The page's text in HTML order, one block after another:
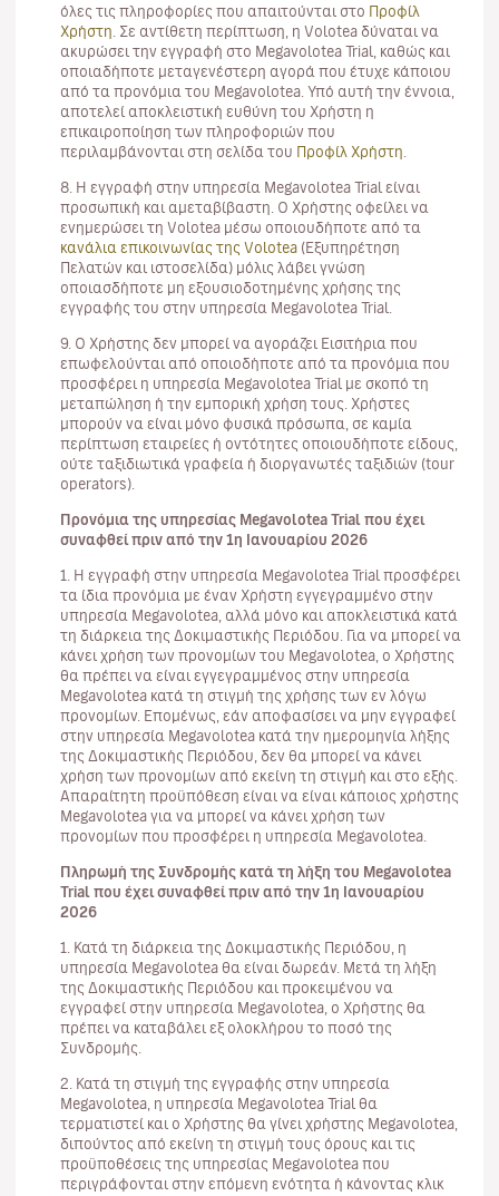
όλες τις πληροφορίες που απαιτούνται στο Προφίλ
Χρήστη . Σε αντίθετη περίπτωση, η Volotea δύναται να
ακυρώσει την εγγραφή στο Megavolotea Trial, καθώς και
οποιαδήποτε μεταγενέστερη αγορά που έτυχε κάποιου
από τα προνόμια του Megavolotea. Υπό αυτή την έννοια,
αποτελεί αποκλειστική ευθύνη του Χρήστη η
επικαιροποίηση των πληροφοριών που
περιλαμβάνονται στη σελίδα του Προφίλ Χρήστη
8. Η εγγραφή στην υπηρεσία Megavolotea Trial είναι
προσωπική και αμεταβίβαστη. Ο Χρήστης οφείλει να
ενημερώσει τη Volotea μέσω οποιουδήποτε από τα
κανάλια επικοινωνίας της Volotea (Εξυπηρέτηση
Πελατών και ιστοσελίδα) μόλις λάβει γνώση
οποιασδήποτε μη εξουσιοδοτημένης χρήσης της
εγγραφής του στην υπηρεσία Megavolotea Trial.
9. Ο Χρήστης δεν μπορεί να αγοράζει Εισιτήρια που
επωφελούνται από οποιοδήποτε από τα προνόμια που
προσφέρει η υπηρεσία Megavolotea Trial με σκοπό τη
μεταπώληση ή την εμπορική χρήση τους. Χρήστες
μπορούν να είναι μόνο φυσικά πρόσωπα, σε καμία
περίπτωση εταιρείες ή οντότητες οποιουδήποτε είδους,
ούτε ταξιδιωτικά γραφεία ή διοργανωτές ταξιδιών (tour
operators).
Προνόμια της υπηρεσίας Megavolotea Trial που έχει
συναφθεί πριν από την 1η Ιανουαρίου 2026
1. Η εγγραφή στην υπηρεσία Megavolotea Trial προσφέρει
τα ίδια προνόμια με έναν Χρήστη εγγεγραμμένο στην
υπηρεσία Megavolotea, αλλά μόνο και αποκλειστικά κατά
τη διάρκεια της Δοκιμαστικής Περιόδου. Για να μπορεί να
κάνει χρήση των προνομίων του Megavolotea, ο Χρήστης
θα πρέπει να είναι εγγεγραμμένος στην υπηρεσία
Megavolotea κατά τη στιγμή της χρήσης των εν λόγω
προνομίων. Επομένως, εάν αποφασίσει να μην εγγραφεί
στην υπηρεσία Megavolotea κατά την ημερομηνία λήξης
της Δοκιμαστικής Περιόδου, δεν θα μπορεί να κάνει
χρήση των προνομίων από εκείνη τη στιγμή και στο εξής.
Απαραίτητη προϋπόθεση είναι να είναι κάποιος χρήστης
Megavolotea για να μπορεί να κάνει χρήση των
προνομίων που προσφέρει η υπηρεσία Megavolotea.
Πληρωμή της Συνδρομής κατά τη λήξη του Megavolotea
Trial που έχει συναφθεί πριν από την 1η Ιανουαρίου
2026
1. Κατά τη διάρκεια της Δοκιμαστικής Περιόδου, η
υπηρεσία Megavolotea θα είναι δωρεάν. Μετά τη λήξη
της Δοκιμαστικής Περιόδου και προκειμένου να
εγγραφεί στην υπηρεσία Megavolotea, ο Χρήστης θα
πρέπει να καταβάλει εξ ολοκλήρου το ποσό της
Συνδρομής.
2. Κατά τη στιγμή της εγγραφής στην υπηρεσία
Megavolotea, η υπηρεσία Megavolotea Trial θα
τερματιστεί και ο Χρήστης θα γίνει χρήστης Megavolotea,
διπούντος από εκείνη τη στιγμή τους όρους και τις
προϋποθέσεις της υπηρεσίας Megavolotea που
περιγράφονται στην επόμενη ενότητα ή κάνοντας κλικ